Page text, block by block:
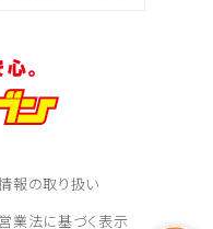
報の取り扱い
業法に基づく表示